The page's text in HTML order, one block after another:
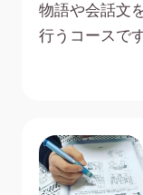
物語や会話文
行うコースです